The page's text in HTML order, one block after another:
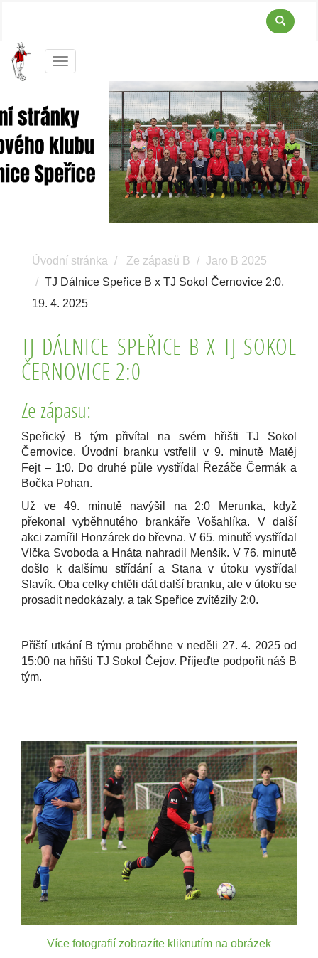
Menu
Úvodní stránka Ze zápasů B
Jaro B 2025
TJ Dálnice Speřice B x TJ Sokol Černovice 2:0,
19. 4. 2025
TJ DÁLNICE SPEŘICE B X TJ SOKOL
ČERNOVICE 2:0
Ze zápasu:
Speřický B tým přivítal na svém hřišti TJ Sokol
Černovice. Úvodní branku vstřelil v 9. minutě Matěj
Fejt – 1:0. Do druhé půle vystřídal Řezáče Čermák a
Bočka Pohan.
Už ve 49. minutě navýšil na 2:0 Merunka, když
překonal vyběhnutého brankáře Vošahlíka. V další
akci zamířil Honzárek do břevna. V 65. minutě vystřídal
Vlčka Svoboda a Hnáta nahradil Menšík. V 76. minutě
došlo k dalšímu střídání a Stana v útoku vystřídal
Slavík. Oba celky chtěli dát další branku, ale v útoku se
prosadit nedokázaly, a tak Speřice zvítězily 2:0.
Příští utkání B týmu proběhne v neděli 27. 4. 2025 od
15:00 na hřišti TJ Sokol Čejov. Přijeďte podpořit náš B
tým.
Více fotografií zobrazíte kliknutím na obrázek